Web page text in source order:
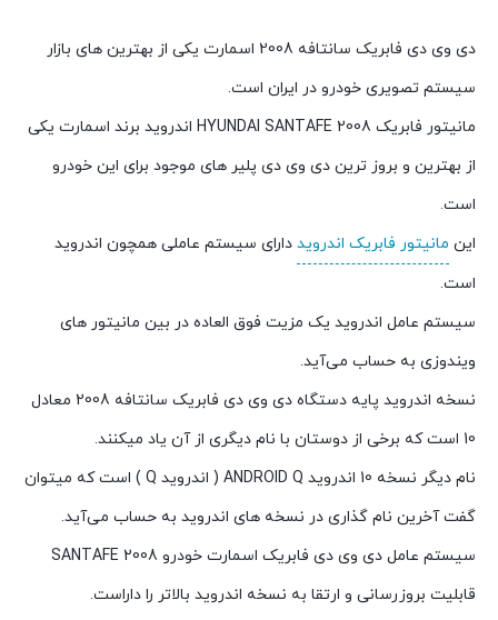
دی وی دی فابریک سانتافه 2008 اسمارت یکی از بهترین های بازار
سیستم تصویری خودرو در ایران است.
مانیتور فابریک HYUNDAI SANTAFE 2008 اندروید برند اسمارت یکی
از بهترین و بروز ترین دی وی دی پلیر های موجود برای این خودرو
است.
این مانیتور فابریک اندروید دارای سیستم عاملی همچون اندروید
است.
سیستم عامل اندروید یک مزیت فوق العاده در بین مانیتور های
ویندوزی به حساب می‌آید.
نسخه اندروید پایه دستگاه دی وی دی فابریک سانتافه 2008 معادل
10 است که برخی از دوستان با نام دیگری از آن یاد میکنند.
نام دیگر نسخه 10 اندروید ANDROID Q ( اندروید Q ) است که میتوان
گفت آخرین نام گذاری در نسخه های اندروید به حساب می‌آید.
سیستم عامل دی وی دی فابریک اسمارت خودرو SANTAFE 2008
قابلیت بروزرسانی و ارتقا به نسخه اندروید بالاتر را داراست.